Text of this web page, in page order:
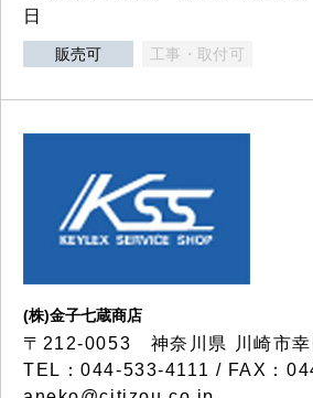
日
販売可 工事・取付可
(株)金子七蔵商店
〒212-0053 神奈川県 川崎市幸
TEL：044-533-4111 / FAX：